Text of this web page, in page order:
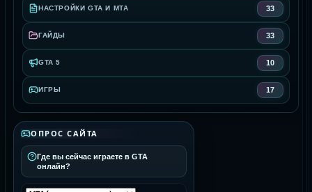
НАСТРОЙКИ GTA И MTA 33
ГАЙДЫ 33
GTA 5 10
ИГРЫ 17
ОПРОС САЙТА
Где вы сейчас играете в GTA
онлайн?